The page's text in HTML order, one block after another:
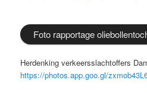
Foto rapportage
Herdenking verkeersslachtoffers
https://photos.app.goo.gl/